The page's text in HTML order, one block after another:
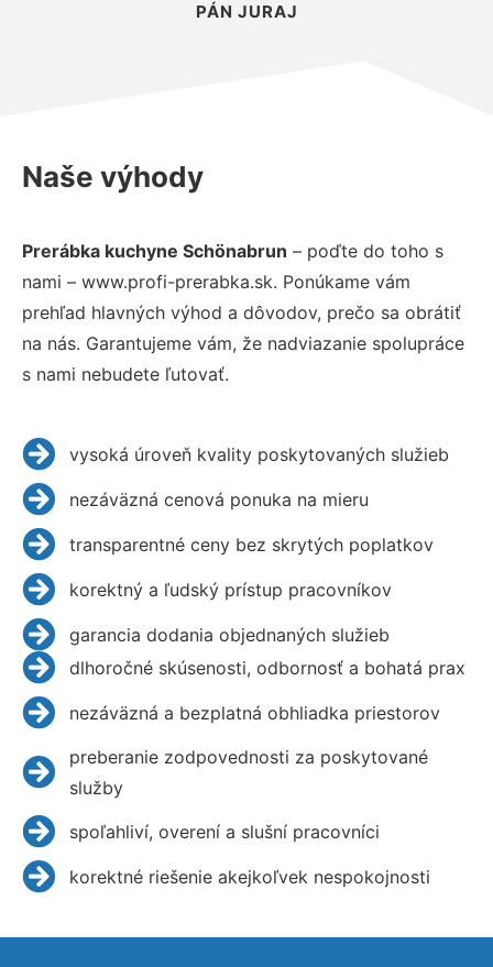
PÁN JURAJ
Naše výhody
Prerábka kuchyne Schönabrun – poďte do toho s
nami – www.profi-prerabka.sk. Ponúkame vám
prehľad hlavných výhod a dôvodov, prečo sa obrátiť
na nás. Garantujeme vám, že nadviazanie spolupráce
s nami nebudete ľutovať.
vysoká úroveň kvality poskytovaných služieb
nezáväzná cenová ponuka na mieru
transparentné ceny bez skrytých poplatkov
korektný a ľudský prístup pracovníkov
garancia dodania objednaných služieb
dlhoročné skúsenosti, odbornosť a bohatá prax
nezáväzná a bezplatná obhliadka priestorov
preberanie zodpovednosti za poskytované
služby
spoľahliví, overení a slušní pracovníci
korektné riešenie akejkoľvek nespokojnosti